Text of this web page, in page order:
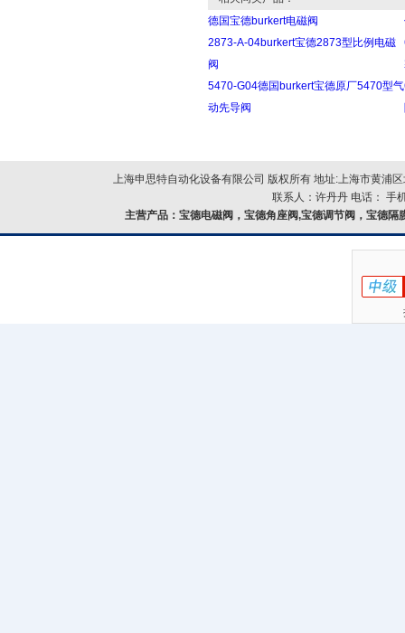
德国宝德burkert电磁阀
2873-A-04burkert宝德2873型比例电磁
阀
5470-G04德国burkert宝德原厂5470型气
动先导阀
上海申思特自动化设备有限公司 版权所有 地址:上海市黄浦
联系人：许丹丹 电话： 手
主营产品：宝德电磁阀，宝德角座阀,宝德调节阀，宝德